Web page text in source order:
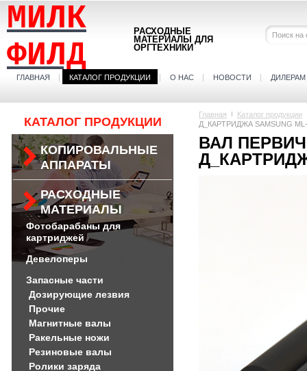
МИЛК
ФИЛД
РАСХОДНЫЕ
МАТЕРИАЛЫ ДЛЯ
ОРГТЕХНИКИ
ГЛАВНАЯ КАТАЛОГ ПРОДУКЦИИ О НАС НОВОСТИ ДИЛЕРАМ
КАТАЛОГ ПРОДУКЦИИ
КОПИРОВАЛЬНЫЕ
АППАРАТЫ
РАСХОДНЫЕ
МАТЕРИАЛЫ
Фотобарабаны для
картриджей
Девелоперы
Запасные части
Дозирующие лезвия
Прочие
Магнитные валы
Ракельные ножи
Резиновые валы
Ролики заряда
Главная
Каталог продукции
Д_КАРТРИДЖА SAMSUNG ML-
ВАЛ